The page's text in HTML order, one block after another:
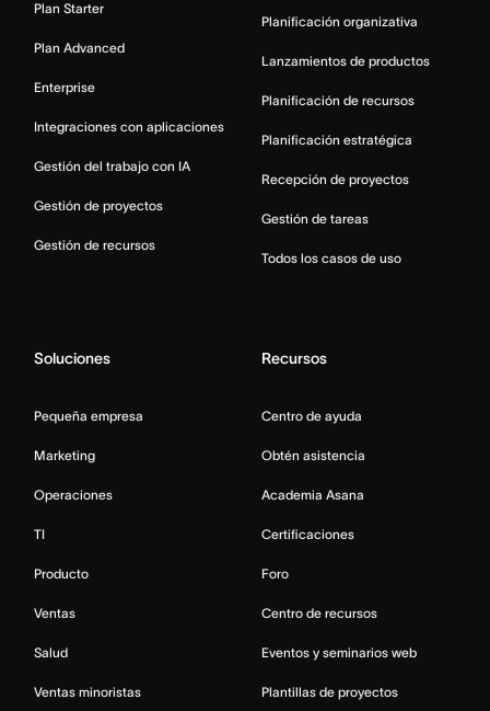
Plan Starter
Plan Advanced
Enterprise
Integraciones con aplicaciones
Gestión del trabajo con IA
Gestión de proyectos
Gestión de recursos
Planificación organizativa
Lanzamientos de productos
Planificación de recursos
Planificación estratégica
Recepción de proyectos
Gestión de tareas
Todos los casos de uso
Soluciones
Pequeña empresa
Marketing
Operaciones
TI
Producto
Ventas
Salud
Ventas minoristas
Recursos
Centro de ayuda
Obtén asistencia
Academia Asana
Certificaciones
Foro
Centro de recursos
Eventos y seminarios web
Plantillas de proyectos